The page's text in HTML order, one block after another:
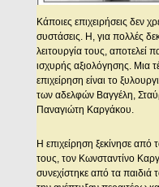
Κάποιες επιχειρήσεις δεν
συστάσεις. Η, για πολλές
λειτουργία τους, αποτελεί
ισχυρής αξιολόγησης. Μια
επιχείρηση είναι το
των αδελφών Βαγγέλη,
Παναγιώτη Καργάκου.
Η επιχείρηση ξεκίνησε από
τους, τον Κωνσταντίνο
συνεχίστηκε από τα παιδιά